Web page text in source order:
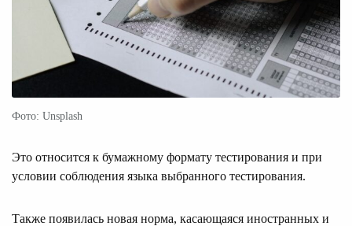
Фото: Unsplash
Это относится к бумажному формату тестирования и при
условии соблюдения языка выбранного тестирования.
Также появилась новая норма, касающаяся иностранных и